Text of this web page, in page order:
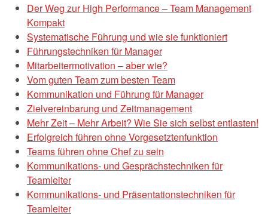
Der Weg zur High Performance – Team Management
Kompakt
Systematische Führung und wie sie funktioniert
Führungstechniken für Manager
Mitarbeitermotivation – aber wie?
Vom guten Team zum besten Team
Kommunikation und Führung für Manager
Zielvereinbarung und Zeitmanagement
Mehr Zeit – Mehr Arbeit? Wie Sie sich selbst entlasten!
Erfolgreich führen ohne Vorgesetztenfunktion
Teams führen ohne Chef zu sein
Kommunikations- und Gesprächstechniken für
Teamleiter
Kommunikations- und Präsentationstechniken für
Teamleiter